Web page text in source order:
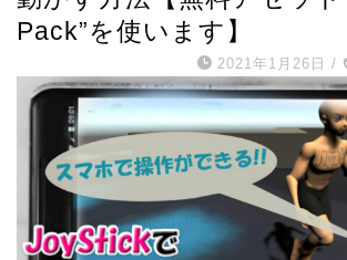
Pack”を使います】
2021年1月26日 /